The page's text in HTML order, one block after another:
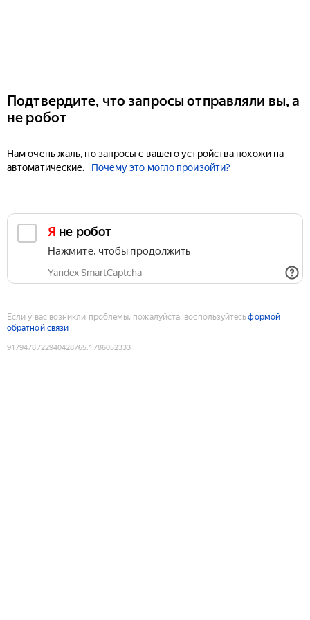
Подтвердите, что запросы отправляли вы, а
не робот
Нам очень жаль, но запросы с вашего устройства похожи на
автоматические.
Почему это могло произойти?
Я не робот
Нажмите, чтобы продолжить
Yandex SmartCaptcha
Если у вас возникли проблемы, пожалуйста, воспользуйтесьформой
обратной связи
9179478722940428765:1786052333